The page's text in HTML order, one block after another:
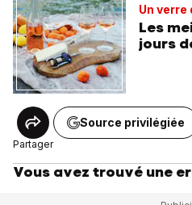
Un
Les
jours
Partager
Source privilégiée
Vous avez trouvé une